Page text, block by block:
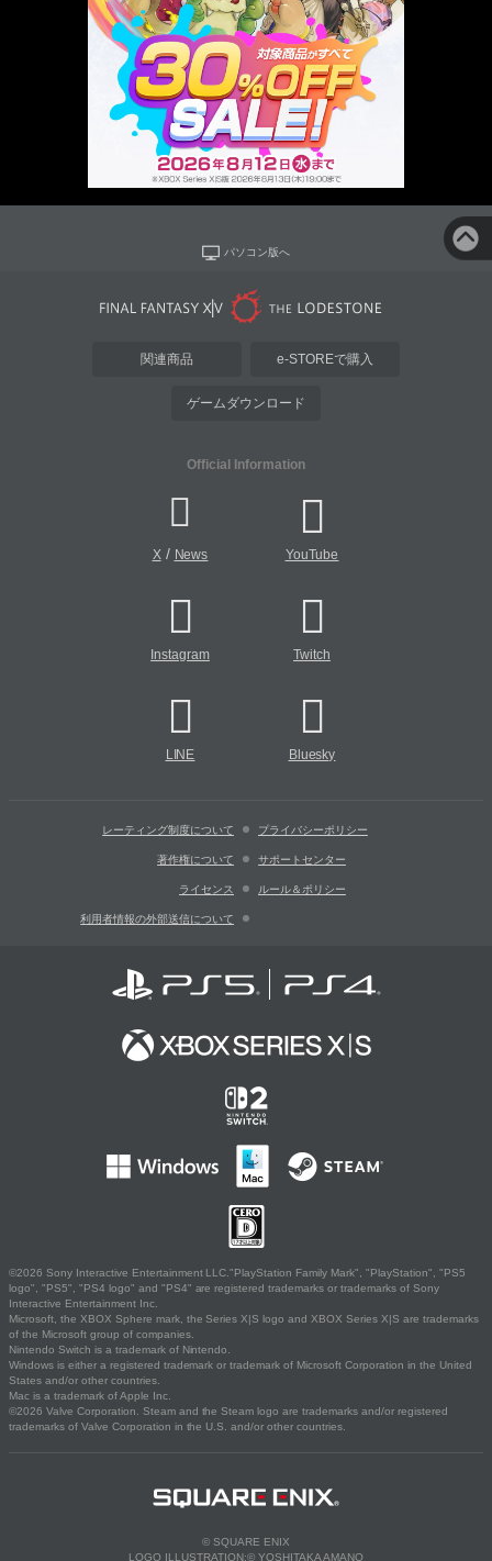
パソコン版へ
関連商品 e-STOREで購入
ゲームダウンロード
Official Information
X/ News YouTube
Instagram Twitch
LINE Bluesky
レーティング制度について プライバシーポリシー
著作権について サポートセンター
ライセンス ルール＆ポリシー
利用者情報の外部送信について
©2026 Sony Interactive Entertainment LLC."PlayStation Family Mark", "PlayStation", "PS5
logo", "PS5", "PS4 logo" and "PS4" are registered trademarks or trademarks of Sony
Interactive Entertainment Inc.
Microsoft, the XBOX Sphere mark, the Series X|S logo and XBOX Series X|S are trademarks
of the Microsoft group of companies.
Nintendo Switch is a trademark of Nintendo.
Windows is either a registered trademark or trademark of Microsoft Corporation in the United
States and/or other countries.
Mac is a trademark of Apple Inc.
©2026 Valve Corporation. Steam and the Steam logo are trademarks and/or registered
trademarks of Valve Corporation in the U.S. and/or other countries.
© SQUARE ENIX
LOGO ILLUSTRATION:© YOSHITAKA AMANO